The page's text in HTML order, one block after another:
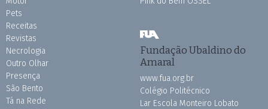
Pets
Receitas
Revistas
Necrologia
Outro Olhar
Presença
São Bento
Tá na Rede
Fundação Ubaldino do
Amaral
www.fua.org.br
Colégio Politécnico
Lar Escola Monteiro Lobato